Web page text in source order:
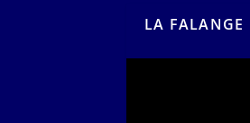
LA FALANGE